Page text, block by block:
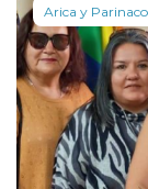
Arica y